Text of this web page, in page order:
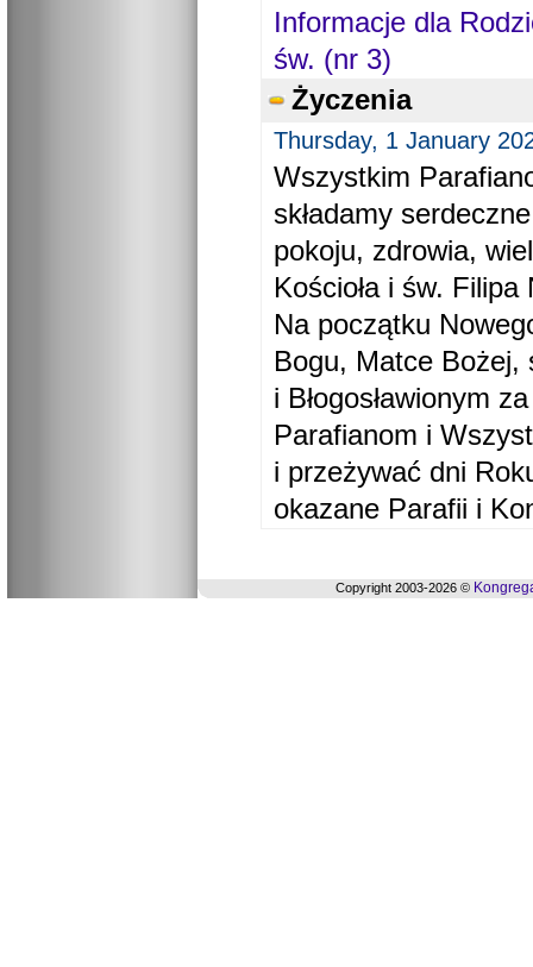
Informacje dla
św. (nr 3)
Życzenia
Thursday, 1 January
Wszystkim
składamy
pokoju, zdrowia,
Kościoła i św. Filipa
Na początku
Bogu, Matce Bożej,
i Błogosławionym
Parafianom i
i przeżywać dni
okazane Parafii i
Copyright 2003-2026 ©